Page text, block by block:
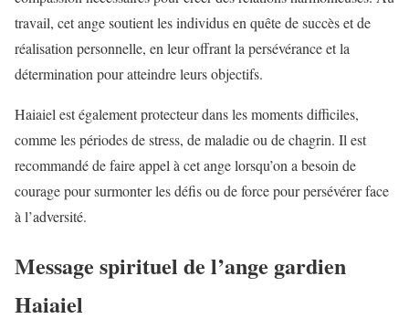
travail, cet ange soutient les individus en quête de succès et de
réalisation personnelle, en leur offrant la persévérance et la
détermination pour atteindre leurs objectifs.
Haiaiel est également protecteur dans les moments difficiles,
comme les périodes de stress, de maladie ou de chagrin. Il est
recommandé de faire appel à cet ange lorsqu’on a besoin de
courage pour surmonter les défis ou de force pour persévérer face
à l’adversité.
Message spirituel de l’ange gardien
Haiaiel